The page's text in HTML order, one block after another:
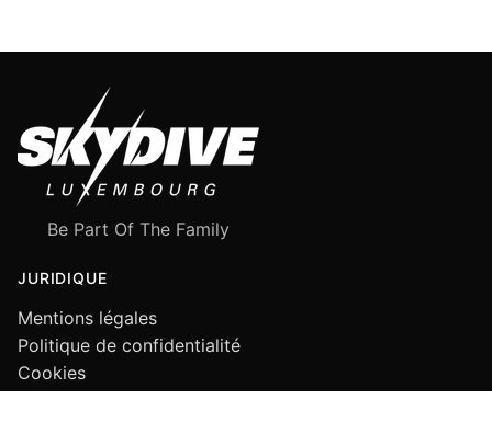
Be Part Of The Family
JURIDIQUE
Mentions légales
Politique de confidentialité
Cookies